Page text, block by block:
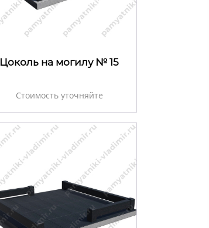
Цоколь на могилу № 15
Стоимость уточняйте